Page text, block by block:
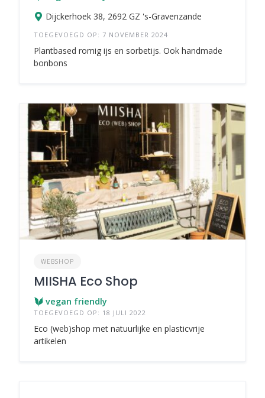
Dijckerhoek 38, 2692 GZ 's-Gravenzande
TOEGEVOEGD OP: 7 NOVEMBER 2024
Plantbased romig ijs en sorbetijs. Ook handmade
bonbons
WEBSHOP
MIISHA Eco Shop
vegan friendly
TOEGEVOEGD OP: 18 JULI 2022
Eco (web)shop met natuurlijke en plasticvrije
artikelen